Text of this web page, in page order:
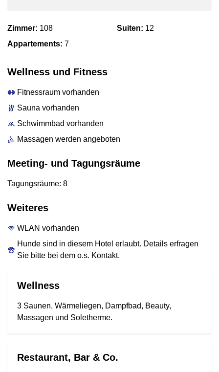
Zimmer: 108 Suiten: 12
Appartements: 7
Wellness und Fitness
Fitnessraum vorhanden
Sauna vorhanden
Schwimmbad vorhanden
Massagen werden angeboten
Meeting- und Tagungsräume
Tagungsräume: 8
Weiteres
WLAN vorhanden
Hunde sind in diesem Hotel erlaubt. Details erfragen
Sie bitte bei dem o.s. Kontakt.
Wellness
3 Saunen, Wärmeliegen, Dampfbad, Beauty,
Massagen und Soletherme.
Restaurant, Bar & Co.